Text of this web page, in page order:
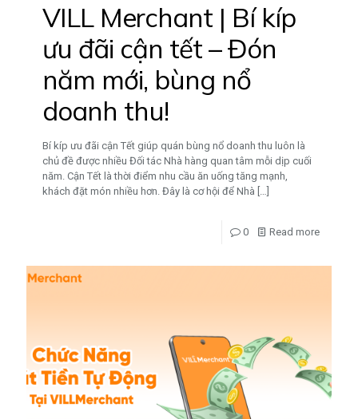
VILL Merchant | Bí kíp
ưu đãi cận tết – Đón
năm mới, bùng nổ
doanh thu!
Bí kíp ưu đãi cận Tết giúp quán bùng nổ doanh thu luôn là
chủ đề được nhiều Đối tác Nhà hàng quan tâm mỗi dịp cuối
năm. Cận Tết là thời điểm nhu cầu ăn uống tăng mạnh,
khách đặt món nhiều hơn. Đây là cơ hội để Nhà […]
0 Read more